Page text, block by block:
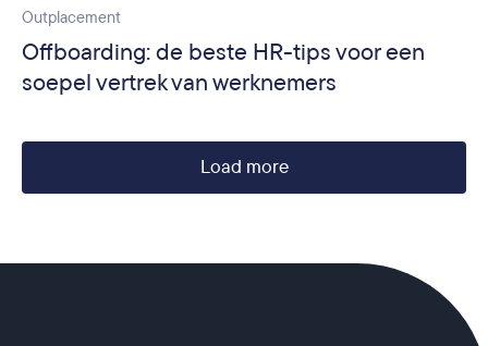
Outplacement
Offboarding: de beste HR-tips voor een
soepel vertrek van werknemers
Load more